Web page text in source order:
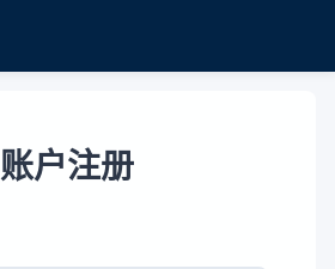
账户注册